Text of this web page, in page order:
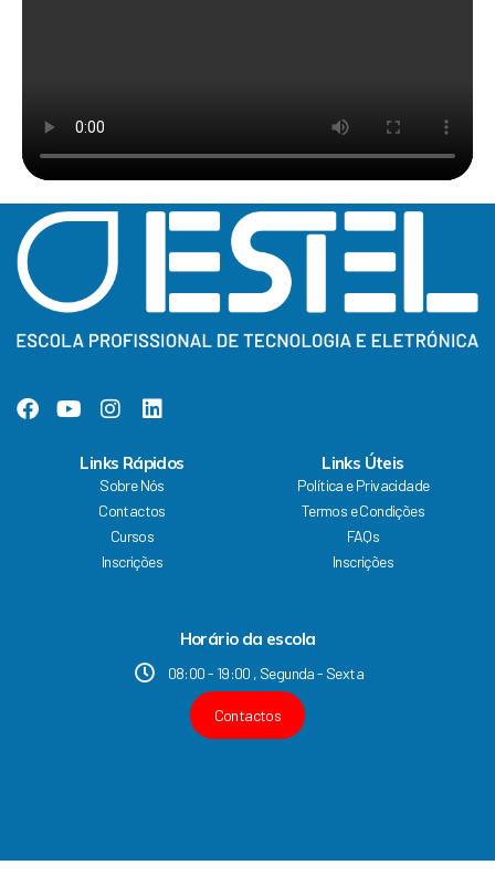
F
Y
I
t
a
g
r
a
L
n
k
e
d
i
n
Links Rápidos
Sobre Nós
Contactos
Cursos
Inscrições
Links Úteis
Política e Privacidade
Termos e Condições
FAQs
Inscrições
Horário da escola
08:00 - 19:00 , Segunda - Sexta
Contactos